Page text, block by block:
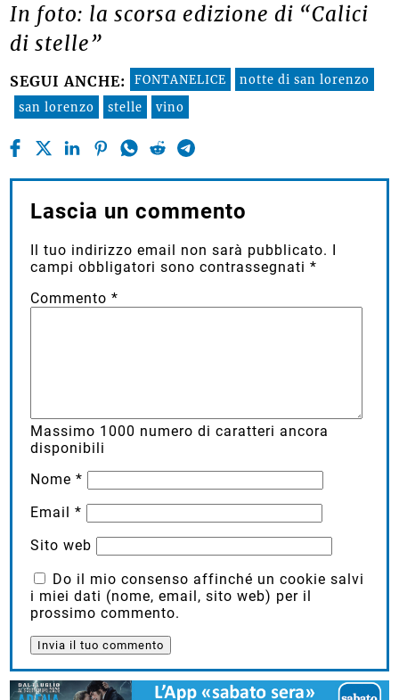
In foto: la scorsa edizione di “Calici
di stelle”
SEGUI ANCHE: FONTANELICE
notte di san lorenzo
san lorenzo
stelle vino
Lascia un commento
Il tuo indirizzo email non sarà pubblicato. I
campi obbligatori sono contrassegnati*
Commento*
Massimo 1000 numero di caratteri ancora
disponibili
Nome*
Email*
Sito web
Do il mio consenso affinché un cookie salvi
i miei dati (nome, email, sito web) per il
prossimo commento.